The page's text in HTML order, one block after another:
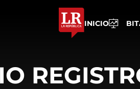
INICIO